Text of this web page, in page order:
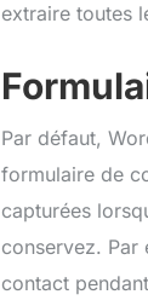
extraire toutes
Par défaut,
formulaire de
capturées
conservez. Par
contact